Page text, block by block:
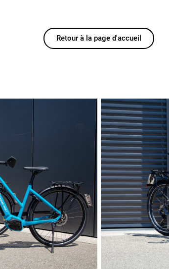
Retour à la page d'accueil